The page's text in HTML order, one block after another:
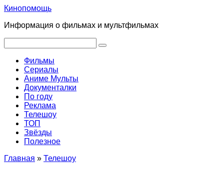
Перейти
контенту
Кинопомощь
Информация о фильмах и мультфильмах
Фильмы
Сериалы
Аниме Мульты
Документалки
По году
Реклама
Телешоу
ТОП
Звёзды
Полезное
Главная » Телешоу